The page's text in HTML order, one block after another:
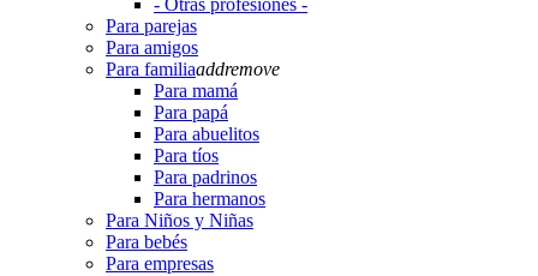
- Otras profesiones -
Para parejas
Para amigos
Para familiaaddremove
Para mamá
Para papá
Para abuelitos
Para tíos
Para padrinos
Para hermanos
Para Niños y Niñas
Para bebés
Para empresas